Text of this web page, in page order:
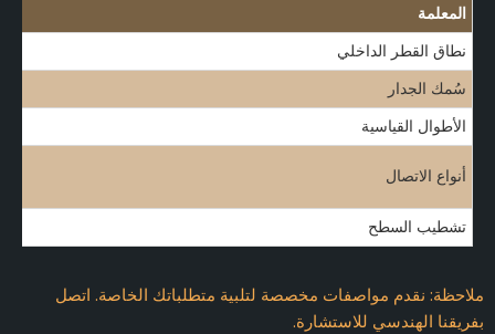
المعلمة
نطاق القطر الداخلي
سُمك الجدار
الأطوال القياسية
أنواع الاتصال
تشطيب السطح
ملاحظة: نقدم مواصفات مخصصة لتلبية متطلباتك الخاصة. اتصل
بفريقنا الهندسي للاستشارة.